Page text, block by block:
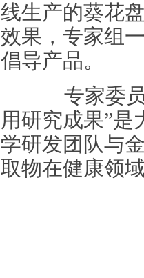
线生产的葵花
效果，专家组
倡导产品。
专家委员
用研究成果”
学研发团队与
取物在健康领